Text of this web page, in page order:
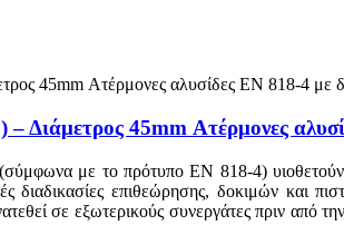
– Διάμετρος 45mm Ατέρμονες
με το πρότυπο EN 818-4)
διαδικασίες επιθεώρησης, δοκιμών και
σε εξωτερικούς συνεργάτες πριν